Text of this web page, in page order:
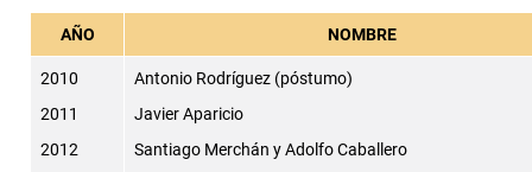
AÑO NOMBRE
2010
2011
2012
Antonio Rodríguez (póstumo)
Javier Aparicio
Santiago Merchán y Adolfo Caballero